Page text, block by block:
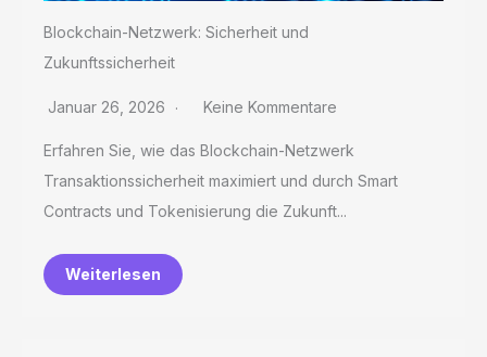
Blockchain-Netzwerk: Sicherheit und
Zukunftssicherheit
Januar 26, 2026 Keine Kommentare
Erfahren Sie, wie das Blockchain-Netzwerk
Transaktionssicherheit maximiert und durch Smart
Contracts und Tokenisierung die Zukunft...
Weiterlesen